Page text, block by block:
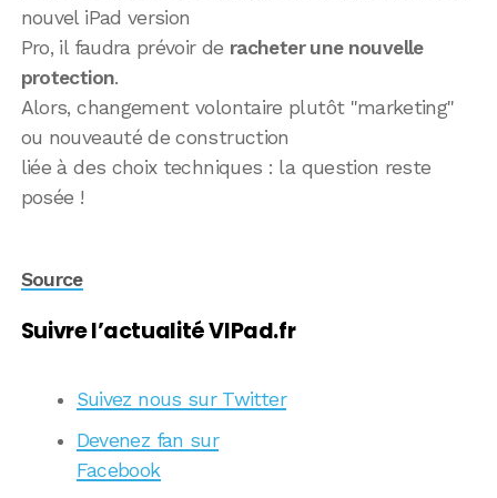
nouvel iPad version
Pro, il faudra prévoir de racheter une nouvelle
protection.
Alors, changement volontaire plutôt "marketing"
ou nouveauté de construction
liée à des choix techniques : la question reste
posée !
Source
Suivre l’actualité VIPad.fr
Suivez nous sur Twitter
Devenez fan sur
Facebook